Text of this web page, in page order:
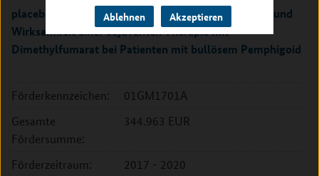
Ablehnen Akzeptieren
placebokontrollierte klinische Studie zur Sicherheit und
Wirksamkeit einer adjuvanten Therapie mit
Dimethylfumarat bei Patienten mit bullösem Pemphigoid
Förderkennzeichen:
01GM1701A
Gesamte
Fördersumme:
344.963 EUR
Förderzeitraum:
2017 - 2020